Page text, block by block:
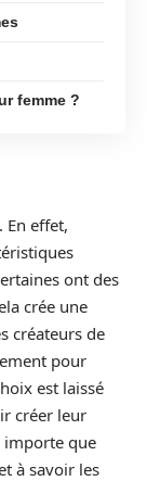
femme ?
En effet,
ont des
crée une
créateurs de
pour
est laissé
créer leur
importe que
à savoir les